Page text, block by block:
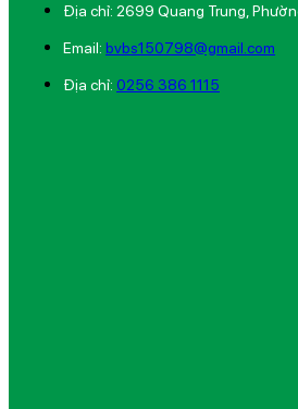
Địa chỉ: 2699 Quang Trung,
Email: bvbs150798@gmail.com
Địa chỉ: 0256 386 1115